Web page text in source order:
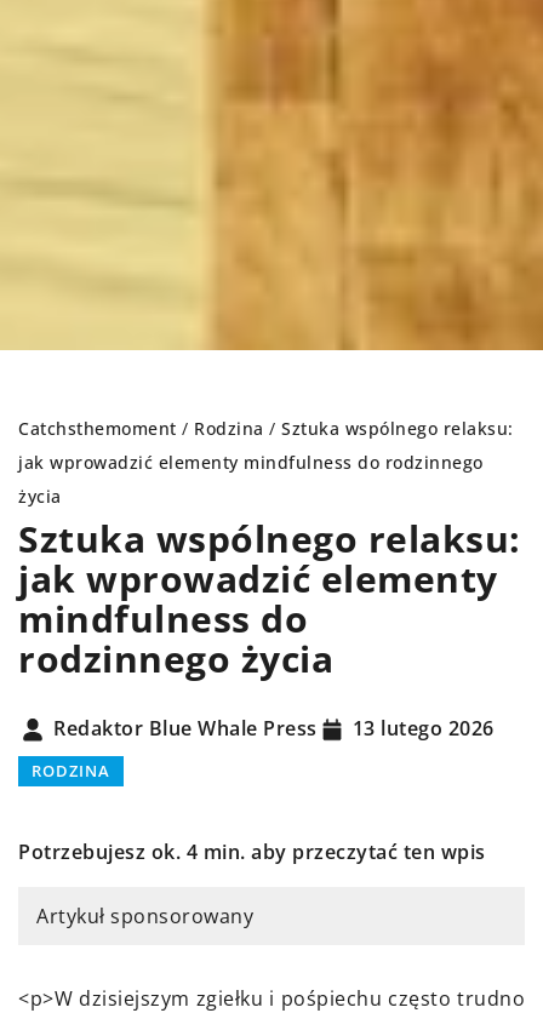
Catchsthemoment / Rodzina / Sztuka wspólnego relaksu:
jak wprowadzić elementy mindfulness do rodzinnego
życia
Sztuka wspólnego relaksu:
jak wprowadzić elementy
mindfulness do
rodzinnego życia
Redaktor Blue Whale Press 13 lutego 2026
RODZINA
Potrzebujesz ok. 4 min. aby przeczytać ten wpis
Artykuł sponsorowany
<p>W dzisiejszym zgiełku i pośpiechu często trudno